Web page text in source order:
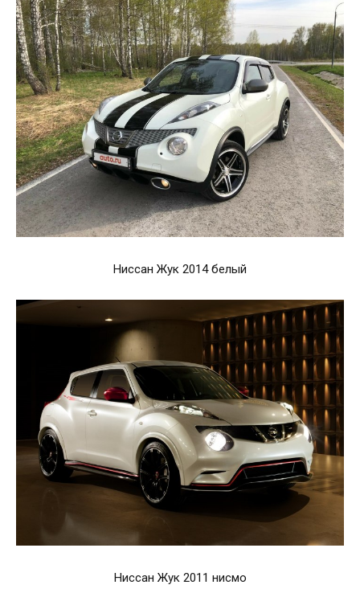
Ниссан Жук 2014 белый
Ниссан Жук 2011 нисмо